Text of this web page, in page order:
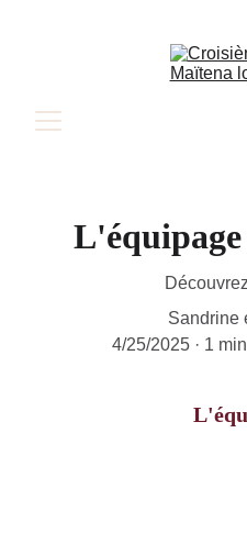
Sandrine
4/25/2025
1